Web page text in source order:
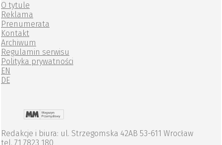
O tytule
Reklama
Prenumerata
Kontakt
Archiwum
Regulamin serwisu
Polityka prywatności
EN
DE
Redakcje i biura: ul. Strzegomska 42AB 53-611 Wrocław
tel. 71 7823 180